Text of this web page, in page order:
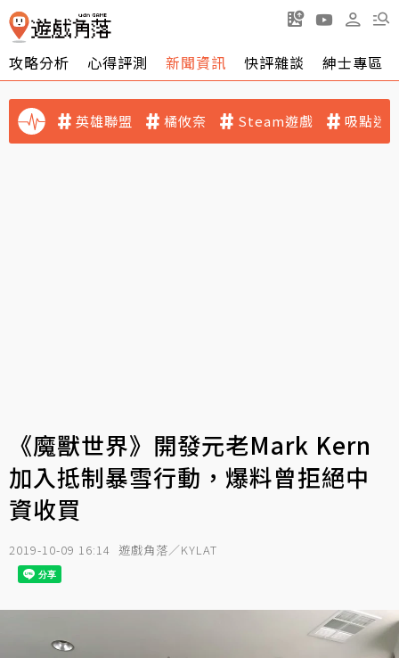
攻略分析 心得評測 新聞資訊 快評雜談 紳士專區
英雄聯盟 橘攸奈 Steam遊戲 吸點迷
《魔獸世界》開發元老Mark Kern
加入抵制暴雪行動，爆料曾拒絕中
資收買
2019-10-09 16:14 遊戲角落／KYLAT